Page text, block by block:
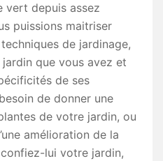
vert depuis assez
puissions maitriser
de jardinage,
que vous avez et
de ses
de donner une
de votre jardin, ou
amélioration de la
lui votre jardin,